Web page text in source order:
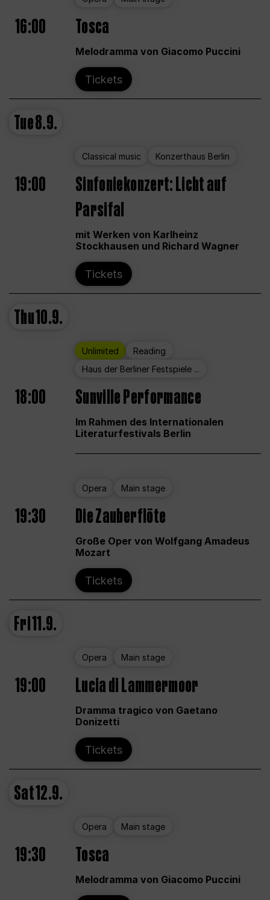
16:00 Tosca
Melodramma von Giacomo Puccini
Tickets
Tue8.9.
Classical music Konzerthaus Berlin
19:00
Sinfoniekonzert: Licht auf
Parsifal
mit Werken von Karlheinz
Stockhausen und Richard Wagner
Tickets
Thu10.9.
Unlimited
Reading
Haus der Berliner Festspiele ...
18:00 Sunville Performance
Im Rahmen des Internationalen
Literaturfestivals Berlin
Opera Main stage
19:30 Die Zauberflöte
Große Oper von Wolfgang Amadeus
Mozart
Tickets
Fri11.9.
Opera Main stage
19:00 Lucia di Lammermoor
Dramma tragico von Gaetano
Donizetti
Tickets
Sat12.9.
Opera Main stage
19:30 Tosca
Melodramma von Giacomo Puccini